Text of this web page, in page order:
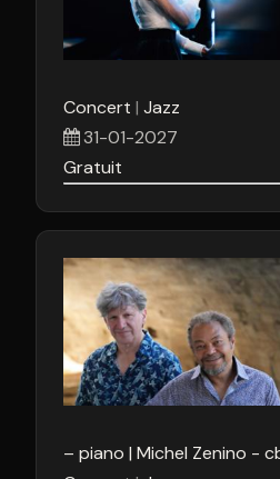
Concert Jazz
31-01-2027
Gratuit
– piano Michel Zenino -